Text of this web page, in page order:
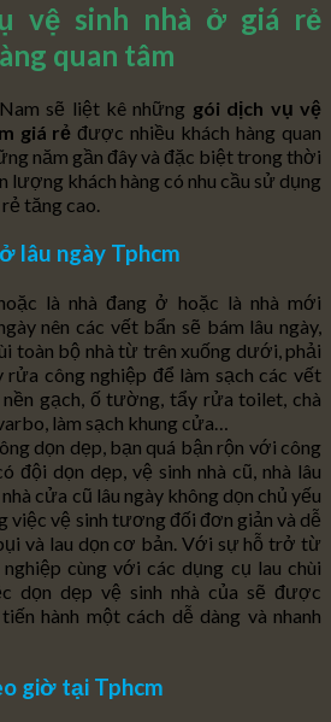
vệ sinh nhà ở giá rẻ
quan tâm
sẽ liệt kê những gói dịch vụ vệ
giá rẻ được nhiều khách hàng quan
năm gần đây và đặc biệt trong thời
lượng khách hàng có nhu cầu sử dụng
tăng cao.
lâu ngày Tphcm
là nhà đang ở hoặc là nhà mới
nên các vết bẩn sẽ bám lâu ngày,
toàn bộ nhà từ trên xuống dưới, phải
công nghiệp để làm sạch các vết
nền gạch, ố tường, tẩy rửa toilet, chà
làm sạch khung cửa…
dọn dẹp, bạn quá bận rộn với công
đội dọn dẹp, vệ sinh nhà cũ, nhà lâu
cửa cũ lâu ngày không dọn chủ yếu
việc vệ sinh tương đối đơn giản và dễ
và lau dọn cơ bản. Với sự hỗ trở từ
cùng với các dụng cụ lau chùi
dọn dẹp vệ sinh nhà của sẽ được
hành một cách dễ dàng và nhanh
giờ tại Tphcm